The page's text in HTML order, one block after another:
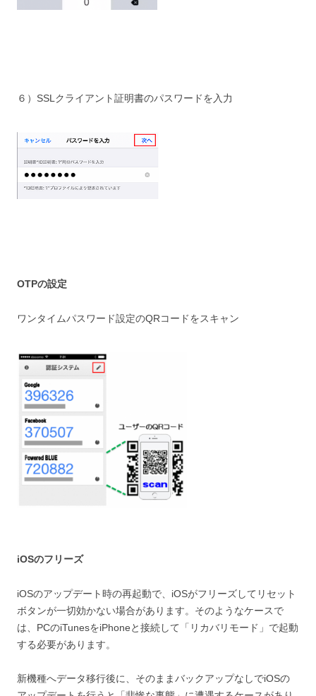
６）SSLクライアント証明書のパスワードを入力
OTPの設定
ワンタイムパスワード設定のQRコードをスキャン
iOSのフリーズ
iOSのアップデート時の再起動で、iOSがフリーズしてリセット
ボタンが一切効かない場合があります。そのようなケースで
は、PCのiTunesをiPhoneと接続して「リカバリモード」で起動
する必要があります。
新機種へデータ移行後に、そのままバックアップなしでiOSの